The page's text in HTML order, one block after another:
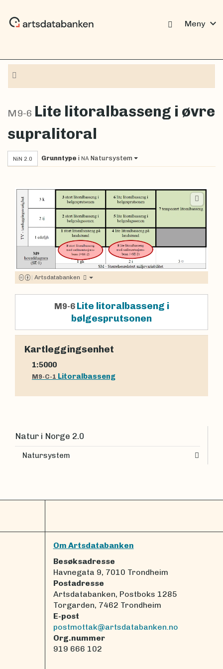
Meny expand_more
M9-6 Lite litoralbasseng i øvre
supralitoral
NiN 2.0 Grunntype i NA Natursystem
| Artsdatabanken
M9-6 Lite litoralbasseng i
bølgesprutsonen
Kartleggingsenhet
1:5000
M9-C-1 Litoralbasseng
Natur i Norge 2.0
Natursystem
Om Artsdatabanken
Besøksadresse
Havnegata 9, 7010 Trondheim
Postadresse
Artsdatabanken, Postboks 1285
Torgarden, 7462 Trondheim
E-post
postmottak@artsdatabanken.no
Org.nummer
919 666 102